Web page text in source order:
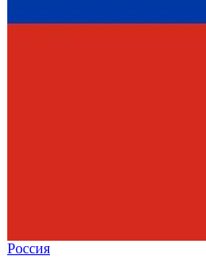
Россия